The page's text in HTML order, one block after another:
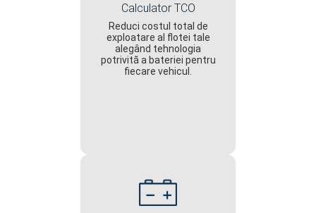
Calculator TCO
Reduci costul total de
exploatare al flotei tale
alegând tehnologia
potrivită a bateriei pentru
fiecare vehicul.